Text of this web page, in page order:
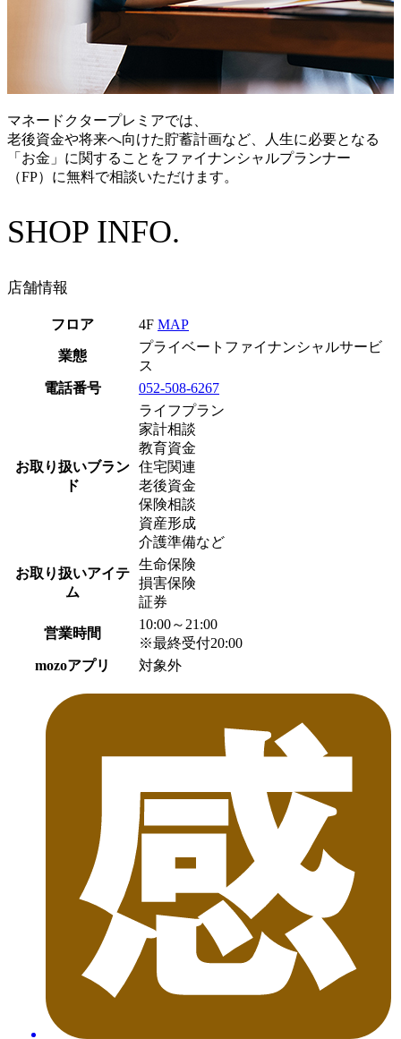
マネードクタープレミアでは、
老後資金や将来へ向けた貯蓄計画など、人生に必要となる
「お金」に関することをファイナンシャルプランナー
（FP）に無料で相談いただけます。
SHOP INFO.
店舗情報
フロア 4F MAP
業態
プライベートファイナンシャルサービ
ス
電話番号
052-508-6267
お取り扱いブラン
ド
ライフプラン
家計相談
教育資金
住宅関連
老後資金
保険相談
資産形成
介護準備など
お取り扱いアイテ
ム
生命保険
損害保険
証券
営業時間
10:00～21:00
※最終受付20:00
mozoアプリ
対象外